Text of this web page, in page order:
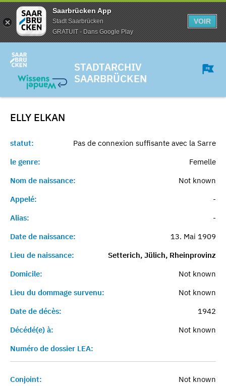
Saarbrücken App
Stadt Saarbrücken
GRATUIT - Dans Google Play
VOIR
STADTARCHIV
SAARBRÜCKEN
ELLY ELKAN
statut:
Pas de connexion suffisante avec la Sarre
le genre:
Femelle
Nom de naissance:
Not known
Appelé:
-
Alias:
-
Date de naissance:
13. Mai 1909
Lieu de naissance:
Setterich, Jülich, Rheinprovinz
Domicile:
Not known
Lieu du dommage survenu:
Not known
Date de décès:
1942
Décédé(e) à:
Not known
Numéro de dossier LEA:
Conjoint:
Not known